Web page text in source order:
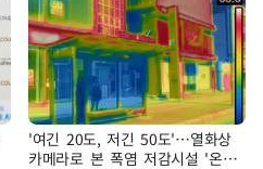
'여긴 20도, 저긴 50도'…열화상
카메라로 본 폭염 저감시설 '온도